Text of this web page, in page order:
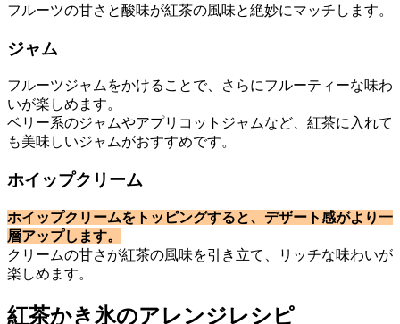
フルーツの甘さと酸味が紅茶の風味と絶妙にマッチします。
ジャム
フルーツジャムをかけることで、さらにフルーティーな味わ
いが楽しめます。
ベリー系のジャムやアプリコットジャムなど、紅茶に入れて
も美味しいジャムがおすすめです。
ホイップクリーム
ホイップクリームをトッピングすると、デザート感がより一
層アップします。
クリームの甘さが紅茶の風味を引き立て、リッチな味わいが
楽しめます。
紅茶かき氷のアレンジレシピ